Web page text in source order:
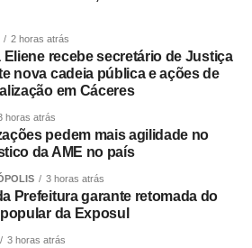
2 horas atrás
Eliene recebe secretário de Justiça
nova cadeia pública e ações de
em Cáceres
horas atrás
pedem mais agilidade no
da AME no país
3 horas atrás
Prefeitura garante retomada do
da Exposul
3 horas atrás